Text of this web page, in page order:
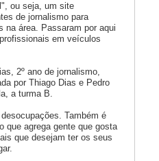
ou seja, um site
de jornalismo para
na área. Passaram por aqui
em veículos
2º ano de jornalismo,
por Thiago Dias e Pedro
a turma B.
Também é
que agrega gente que gosta
que desejam ter os seus